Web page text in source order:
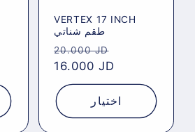
VERTEX 17 INCH
طقم شناتي
Regular
price
20.000 JD
16.000 JD
اختيار